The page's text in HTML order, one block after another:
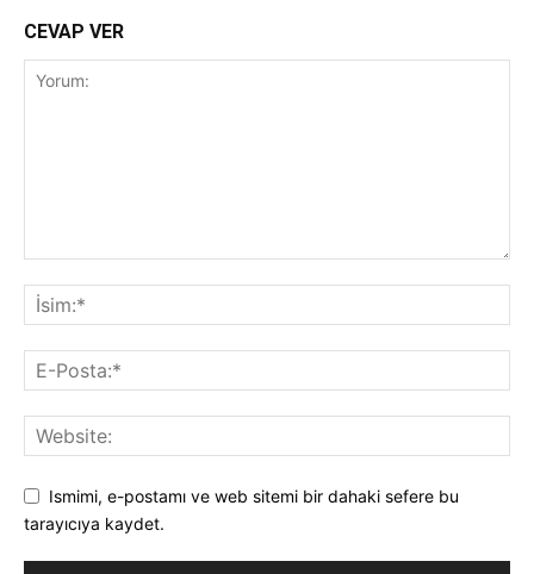
CEVAP VER
Ismimi, e-postamı ve web sitemi bir dahaki sefere bu
tarayıcıya kaydet.